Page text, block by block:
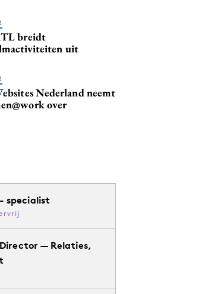
breidt
uit
Nederland neemt
over
specialist
— Relaties,